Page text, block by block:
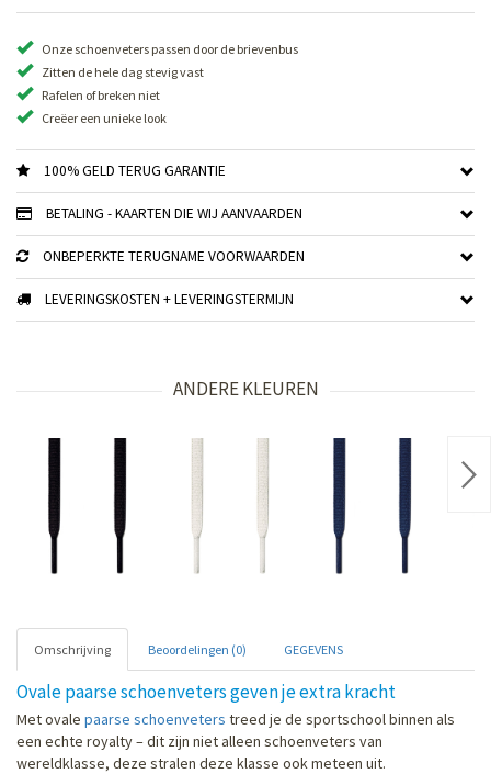
Onze schoenveters passen door de brievenbus
Zitten de hele dag stevig vast
Rafelen of breken niet
Creëer een unieke look
100% GELD TERUG GARANTIE
BETALING - KAARTEN DIE WIJ AANVAARDEN
ONBEPERKTE TERUGNAME VOORWAARDEN
LEVERINGSKOSTEN + LEVERINGSTERMIJN
ANDERE KLEUREN
Omschrijving Beoordelingen (0) GEGEVENS
Ovale paarse schoenveters geven je extra kracht
Met ovale paarse schoenveters treed je de sportschool binnen als
een echte royalty – dit zijn niet alleen schoenveters van
wereldklasse, deze stralen deze klasse ook meteen uit.